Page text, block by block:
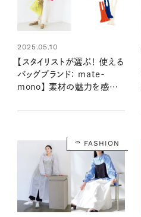
2025.05.10
【スタイリストが選ぶ！ 使える
バッグブランド： mate-
mono】 素材の魅力を感じる
FASHION